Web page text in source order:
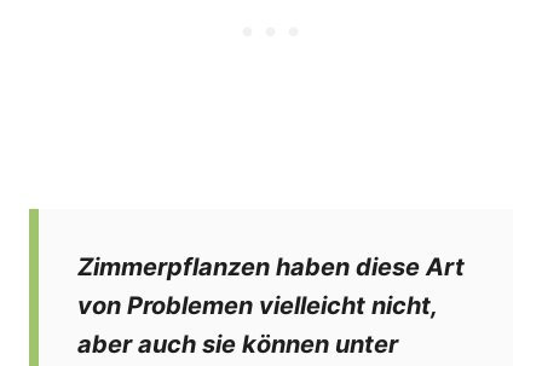
Zimmerpflanzen haben diese Art
von Problemen vielleicht nicht,
aber auch sie können unter